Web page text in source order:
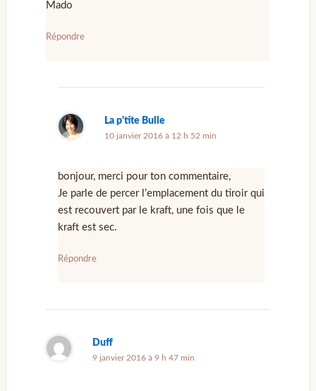
Mado
Répondre
La p'tite Bulle
10 janvier 2016 à 12 h 52 min
bonjour, merci pour ton commentaire,
Je parle de percer l’emplacement du tiroir qui
est recouvert par le kraft, une fois que le
kraft est sec.
Répondre
Duff
9 janvier 2016 à 9 h 47 min